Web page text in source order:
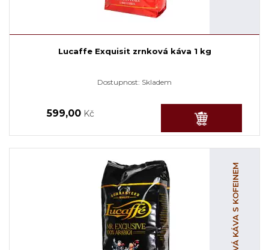
Lucaffe Exquisit zrnková káva 1 kg
Dostupnost: Skladem
599,00 Kč
ZRNKOVÁ KÁVA S KOFEINEM